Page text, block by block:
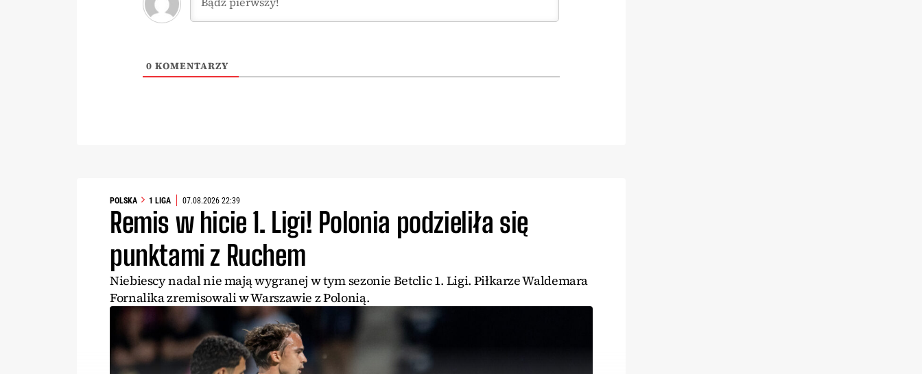
0 KOMENTARZY
POLSKA 1 LIGA 07.08.2026 22:39
Remis w hicie 1. Ligi! Polonia podzieliła się
punktami z Ruchem
Niebiescy nadal nie mają wygranej w tym sezonie Betclic 1. Ligi. Piłkarze Waldemara
Fornalika zremisowali w Warszawie z Polonią.